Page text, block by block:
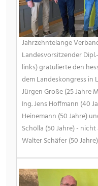
Jahrzehntelange
Landesvorsitzender
links) gratulierte den
dem Landeskongress in
Jürgen Große (25 Jahre
Ing. Jens Hoffmann (40
Heinemann (50 Jahre)
Schölla (50 Jahre) -
Walter Schäfer (50 Jahre)